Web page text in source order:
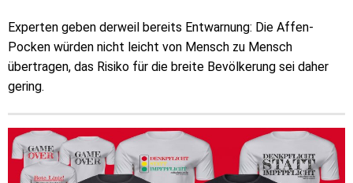
Experten geben derweil bereits Entwarnung: Die Affen-
Pocken würden nicht leicht von Mensch zu Mensch
übertragen, das Risiko für die breite Bevölkerung sei daher
gering.